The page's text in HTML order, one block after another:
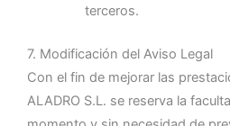
terceros.
7. Modificación del Aviso Legal
Con el fin de mejorar las
ALADRO S.L. se reserva la